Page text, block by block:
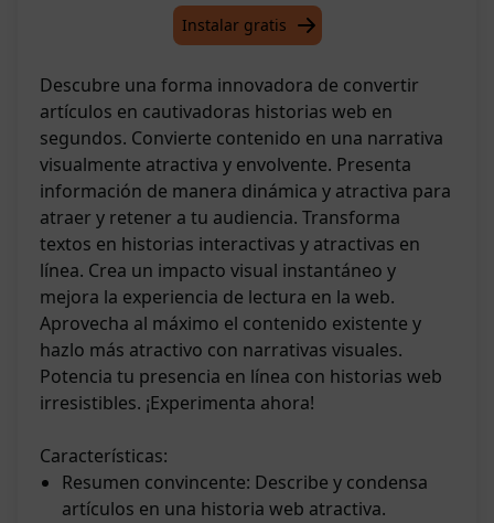
Instalar gratis
Descubre una forma innovadora de convertir
artículos en cautivadoras historias web en
segundos. Convierte contenido en una narrativa
visualmente atractiva y envolvente. Presenta
información de manera dinámica y atractiva para
atraer y retener a tu audiencia. Transforma
textos en historias interactivas y atractivas en
línea. Crea un impacto visual instantáneo y
mejora la experiencia de lectura en la web.
Aprovecha al máximo el contenido existente y
hazlo más atractivo con narrativas visuales.
Potencia tu presencia en línea con historias web
irresistibles. ¡Experimenta ahora!
Características:
Resumen convincente: Describe y condensa
artículos en una historia web atractiva.